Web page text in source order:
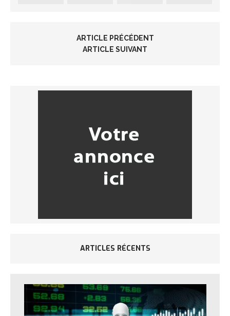
ARTICLE PRÉCÉDENT
ARTICLE SUIVANT
ARTICLES RÉCENTS